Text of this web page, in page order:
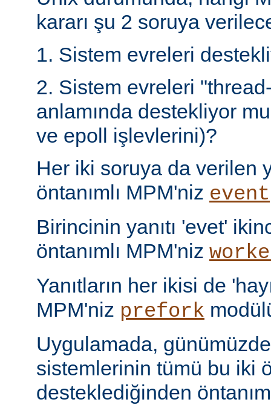
kararı şu 2 soruya
1. Sistem evreleri
2. Sistem evreleri
anlamında destekliyor
ve epoll işlevlerini)?
Her iki soruya da verilen
öntanımlı MPM'niz event
Birincinin yanıtı 'evet'
öntanımlı MPM'niz
Yanıtların her ikisi de
MPM'niz prefork
Uygulamada,
sistemlerinin tümü bu iki
desteklediğinden